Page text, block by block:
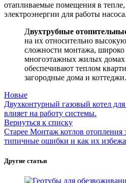
отапливаемые помещения в
электроэнергии для работы насоса.
Двухтрубные
на их относительно
сложности монтажа,
многоэтажных жилых
обеспечивают теплом
загородные дома и коттеджи.
Новые
Двухконтурный газовый котел
влияет на работу системы.
Вернуться к списку
Старее Монтаж котлов отопления
типичные ошибки и как их
Другие статьи